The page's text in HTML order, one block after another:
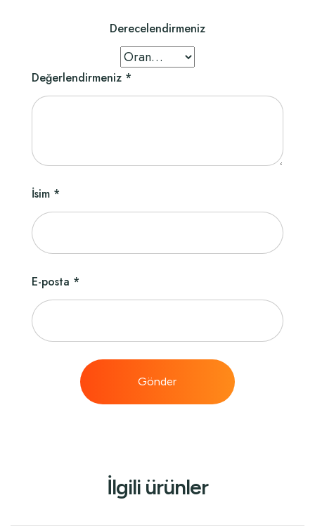
Derecelendirmeniz
Değerlendirmeniz *
İsim *
E-posta *
İlgili ürünler